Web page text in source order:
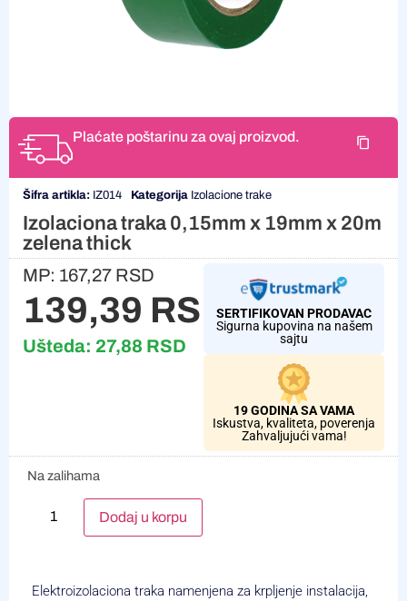
Plaćate poštarinu za ovaj proizvod.
Šifra artikla: IZ014 Kategorija Izolacione trake
Izolaciona traka 0,15mm x 19mm x 20m
zelena thick
MP: 167,27 RSD
139,39 RSD
Ušteda: 27,88 RSD
SERTIFIKOVAN PRODAVAC
Sigurna kupovina na našem
sajtu
19 GODINA SA VAMA
Iskustva, kvaliteta, poverenja
Zahvaljujući vama!
Na zalihama
Dodaj u korpu
Elektroizolaciona traka namenjena za krpljenje instalacija,